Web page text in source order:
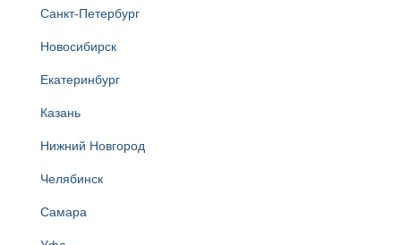
Санкт-Петербург
Новосибирск
Екатеринбург
Казань
Нижний Новгород
Челябинск
Самара